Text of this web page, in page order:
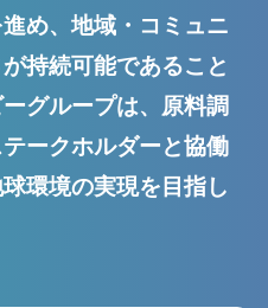
め、地域・コミュニ
持続可能であること
グループは、原料調
ークホルダーと協働
環境の実現を目指し